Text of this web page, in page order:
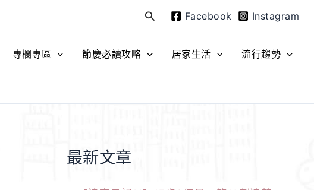
搜
尋
Facebook Instagram
專欄專區 節慶必讀攻略 居家生活 流行趨勢
最新文章